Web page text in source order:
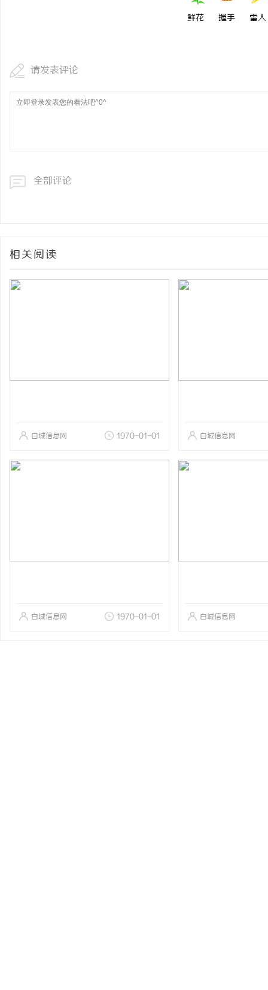
鲜花 握手 雷人
请发表评论
全部评论
相关阅读
白城信息网 1970-01-01 白城信息网
白城信息网 1970-01-01 白城信息网